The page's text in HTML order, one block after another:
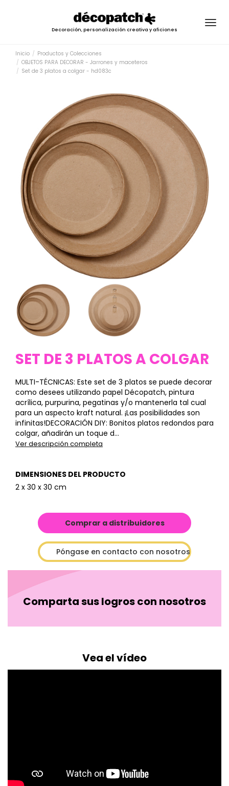
Decoración, personalización creativa y aficiones
Inicio
Productos y Colecciones
OBJETOS PARA DECORAR - Jarrones y maceteros
Set de 3 platos a colgar - hd083c
SET DE 3 PLATOS A COLGAR
MULTI-TÉCNICAS: Este set de 3 platos se puede decorar
como desees utilizando papel Décopatch, pintura
acrílica, purpurina, pegatinas y/o mantenerla tal cual
para un aspecto kraft natural. ¡Las posibilidades son
infinitas!DECORACIÓN DIY: Bonitos platos redondos para
colgar, añadirán un toque d...
Ver descripción completa
DIMENSIONES DEL PRODUCTO
2 x 30 x 30 cm
Comprar a distribuidores
Póngase en contacto con nosotros
Comparta sus logros con nosotros
Vea el vídeo